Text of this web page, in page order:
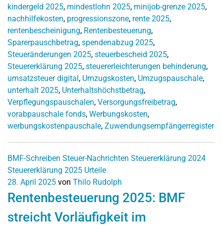
kindergeld 2025, mindestlohn 2025, minijob-grenze 2025,
nachhilfekosten, progressionszone, rente 2025,
rentenbescheinigung, Rentenbesteuerung,
Sparerpauschbetrag, spendenabzug 2025,
Steueränderungen 2025, steuerbescheid 2025,
Steuererklärung 2025, steuererleichterungen behinderung,
umsatzsteuer digital, Umzugskosten, Umzugspauschale,
unterhalt 2025, Unterhaltshöchstbetrag,
Verpflegungspauschalen, Versorgungsfreibetrag,
vorabpauschale fonds, Werbungskosten,
werbungskostenpauschale, Zuwendungsempfängerregister
BMF-Schreiben Steuer-Nachrichten Steuererklärung 2024
Steuererklärung 2025 Urteile
28. April 2025 von Thilo Rudolph
Rentenbesteuerung 2025: BMF
streicht Vorläufigkeit im